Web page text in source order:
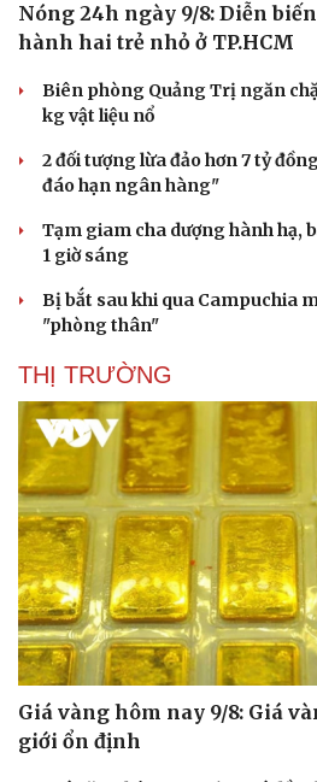
Sân khấu - Điện ảnh
Văn học
Di sản
Nóng 24h ngày 9/8: Diễn
hành hai trẻ nhỏ ở TP.HCM
Biên phòng Quảng Trị ngăn
kg vật liệu nổ
2 đối tượng lừa đảo hơn 7 tỷ
đáo hạn ngân hàng"
Tạm giam cha dượng hành hạ,
1 giờ sáng
Bị bắt sau khi qua Campuchia
"phòng thân"
THỊ TRƯỜNG
Giá vàng hôm nay 9/8: Giá
giới ổn định